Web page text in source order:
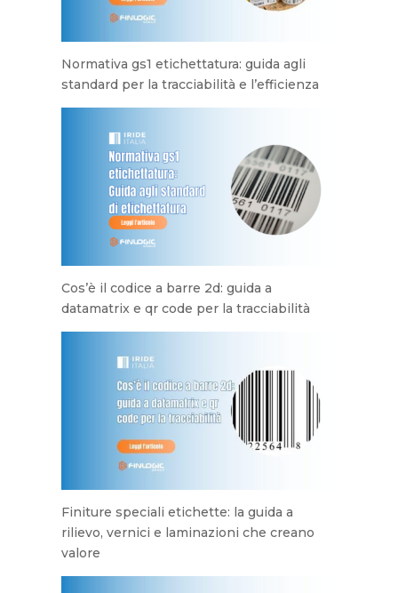
Normativa gs1 etichettatura: guida agli
standard per la tracciabilità e l’efficienza
Cos’è il codice a barre 2d: guida a
datamatrix e qr code per la tracciabilità
Finiture speciali etichette: la guida a
rilievo, vernici e laminazioni che creano
valore